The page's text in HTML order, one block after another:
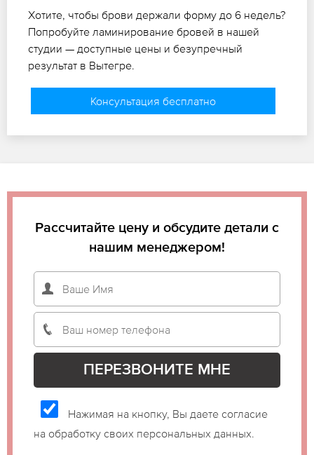
Хотите, чтобы брови держали форму до 6 недель?
Попробуйте ламинирование бровей в нашей
студии — доступные цены и безупречный
результат в Вытегре.
Консультация бесплатно
Рассчитайте цену и обсудите детали с
нашим менеджером!
Нажимая на кнопку, Вы даете согласие
на обработку своих персональных данных.